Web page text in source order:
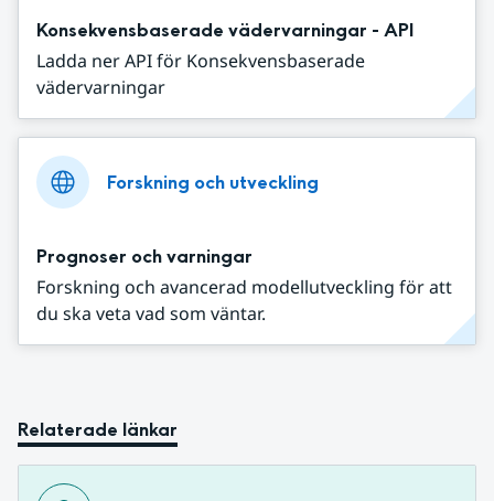
Konsekvensbaserade vädervarningar - API
Ladda ner API för Konsekvensbaserade
vädervarningar
Forskning och utveckling
Prognoser och varningar
Forskning och avancerad modellutveckling för att
du ska veta vad som väntar.
Relaterade länkar